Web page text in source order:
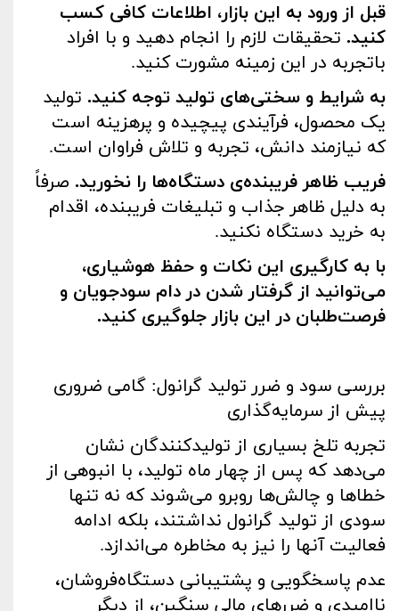
قبل از ورود به این بازار، اطلاعات کافی کسب
کنید. تحقیقات لازم را انجام دهید و با افراد
باتجربه در این زمینه مشورت کنید.
به شرایط و سختی‌های تولید توجه کنید. تولید
یک محصول، فرآیندی پیچیده و پرهزینه است
که نیازمند دانش، تجربه و تلاش فراوان است.
فریب ظاهر فریبنده‌ی دستگاه‌ها را نخورید. صرفاً
به دلیل ظاهر جذاب و تبلیغات فریبنده، اقدام
به خرید دستگاه نکنید.
با به کارگیری این نکات و حفظ هوشیاری،
می‌توانید از گرفتار شدن در دام سودجویان و
فرصت‌طلبان در این بازار جلوگیری کنید.
بررسی سود و ضرر تولید گرانول: گامی ضروری
پیش از سرمایه‌گذاری
تجربه تلخ بسیاری از تولیدکنندگان نشان
می‌دهد که پس از چهار ماه تولید، با انبوهی از
خطاها و چالش‌ها روبرو می‌شوند که نه تنها
سودی از تولید گرانول نداشتند، بلکه ادامه
فعالیت آنها را نیز به مخاطره می‌اندازد.
عدم پاسخگویی و پشتیبانی دستگاه‌فروشان،
ناامیدی و ضررهای مالی سنگین، از دیگر